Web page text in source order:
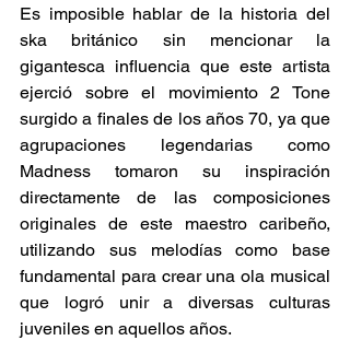
Es imposible hablar de la historia del
ska británico sin mencionar la
gigantesca influencia que este artista
ejerció sobre el movimiento 2 Tone
surgido a finales de los años 70, ya que
agrupaciones legendarias como
Madness tomaron su inspiración
directamente de las composiciones
originales de este maestro caribeño,
utilizando sus melodías como base
fundamental para crear una ola musical
que logró unir a diversas culturas
juveniles en aquellos años.